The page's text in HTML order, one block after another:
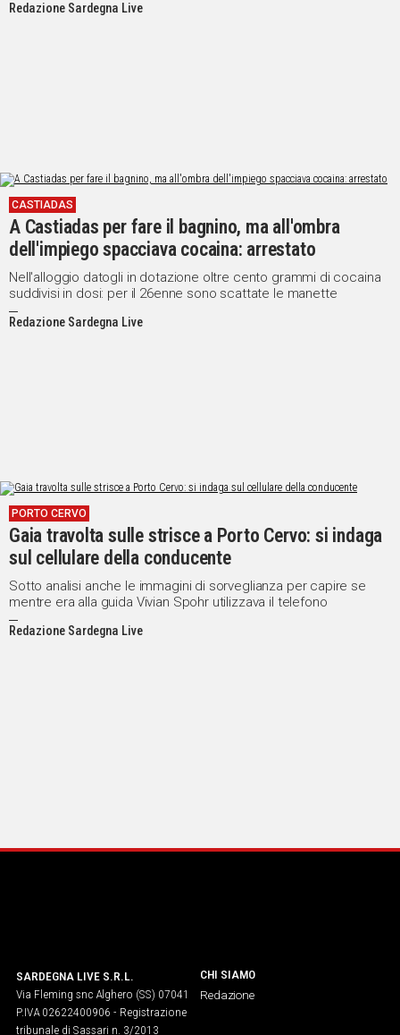
Redazione Sardegna Live
CASTIADAS
A Castiadas per fare il bagnino, ma all'ombra
dell'impiego spacciava cocaina: arrestato
Nell'alloggio datogli in dotazione oltre cento grammi di cocaina
suddivisi in dosi: per il 26enne sono scattate le manette
Redazione Sardegna Live
PORTO CERVO
Gaia travolta sulle strisce a Porto Cervo: si indaga
sul cellulare della conducente
Sotto analisi anche le immagini di sorveglianza per capire se
mentre era alla guida Vivian Spohr utilizzava il telefono
Redazione Sardegna Live
SARDEGNA LIVE S.R.L.
Via Fleming snc Alghero (SS) 07041
P.IVA 02622400906 - Registrazione
tribunale di Sassari n. 3/2013
CHI SIAMO
Redazione